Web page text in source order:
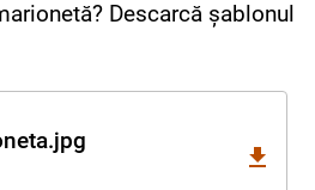
Descarcă șablonul